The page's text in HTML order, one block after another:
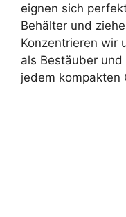
eignen sich
Behälter und
Konzentrieren wir
als Bestäuber
jedem kompakten